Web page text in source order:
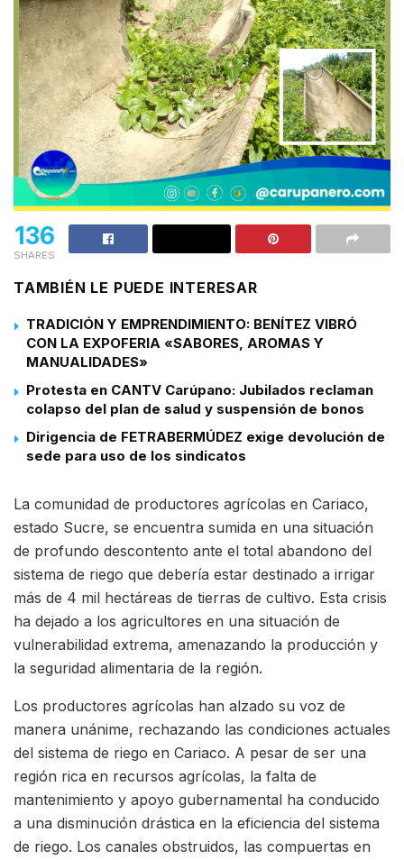
136
SHARES
TAMBIÉN LE PUEDE INTERESAR
TRADICIÓN Y EMPRENDIMIENTO: BENÍTEZ VIBRÓ
CON LA EXPOFERIA «SABORES, AROMAS Y
MANUALIDADES»
Protesta en CANTV Carúpano: Jubilados reclaman
colapso del plan de salud y suspensión de bonos
Dirigencia de FETRABERMÚDEZ exige devolución de
sede para uso de los sindicatos
La comunidad de productores agrícolas en Cariaco,
estado Sucre, se encuentra sumida en una situación
de profundo descontento ante el total abandono del
sistema de riego que debería estar destinado a irrigar
más de 4 mil hectáreas de tierras de cultivo. Esta crisis
ha dejado a los agricultores en una situación de
vulnerabilidad extrema, amenazando la producción y
la seguridad alimentaria de la región.
Los productores agrícolas han alzado su voz de
manera unánime, rechazando las condiciones actuales
del sistema de riego en Cariaco. A pesar de ser una
región rica en recursos agrícolas, la falta de
mantenimiento y apoyo gubernamental ha conducido
a una disminución drástica en la eficiencia del sistema
de riego. Los canales obstruidos, las compuertas en